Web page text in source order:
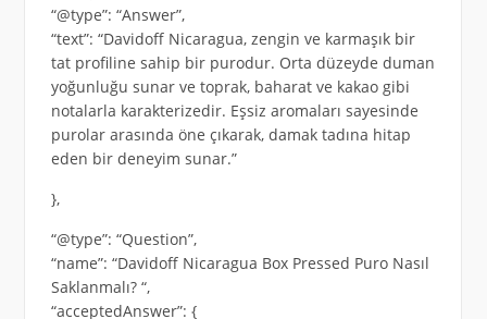
“@type”: “Answer”,
“text”: “Davidoff Nicaragua, zengin ve karmaşık bir
tat profiline sahip bir purodur. Orta düzeyde duman
yoğunluğu sunar ve toprak, baharat ve kakao gibi
notalarla karakterizedir. Eşsiz aromaları sayesinde
purolar arasında öne çıkarak, damak tadına hitap
eden bir deneyim sunar.”
},
“@type”: “Question”,
“name”: “Davidoff Nicaragua Box Pressed Puro Nasıl
Saklanmalı? “,
“acceptedAnswer”: {